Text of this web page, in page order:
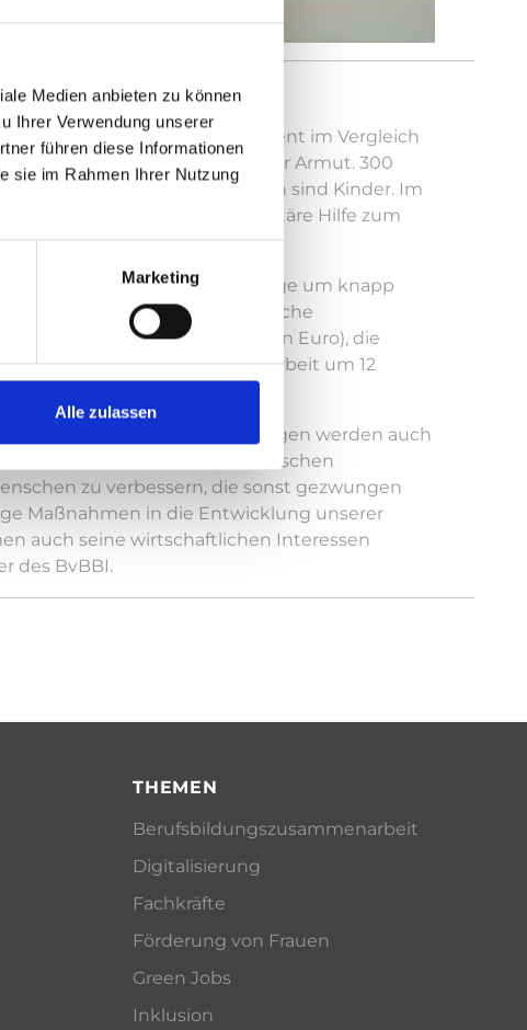
Medien anbieten zu können
Ihrer Verwendung unserer
führen diese Informationen
sie im Rahmen Ihrer Nutzung
Marketing
Alle zulassen
sträflich.
Sie soll um mehr als 50 Prozent im Vergleich
Menschen in extremer Armut. 300
der Flucht. Die Hälfte davon sind Kinder. Im
Deutschland seine humanitäre Hilfe zum
soll das dritte Jahr in Folge um knapp
und zivilgesellschaftliche
Prozent (minus 395 Millionen Euro), die
Auslandsarbeit um 12
entgegenzutreten. Die Folgen werden auch
kritisiert daher die drastischen
zu verbessern, die sonst gezwungen
Maßnahmen in die Entwicklung unserer
auch seine wirtschaftlichen Interessen
des BvBBI.
THEMEN
Berufsbildungszusammenarbeit
Digitalisierung
Fachkräfte
Förderung von Frauen
Green Jobs
Inklusion